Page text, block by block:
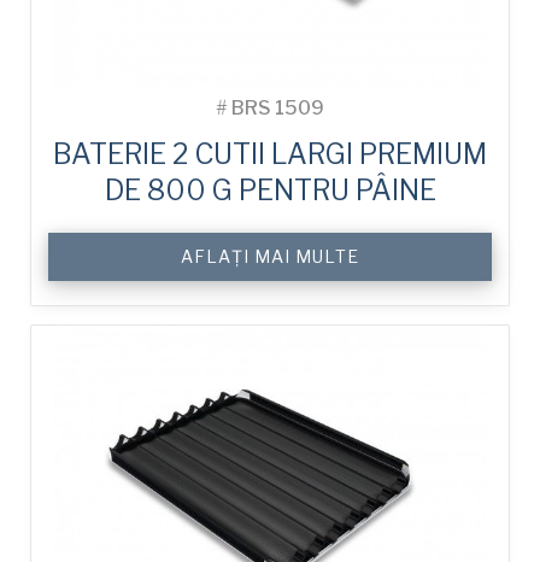
# BRS 1509
BATERIE 2 CUTII LARGI PREMIUM
DE 800 G PENTRU PÂINE
AFLAȚI MAI MULTE